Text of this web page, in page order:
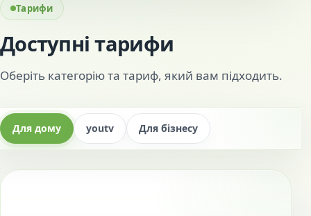
Тарифи
Доступні тарифи
Оберіть категорію та тариф, який вам підходить.
Для дому youtv Для бізнесу